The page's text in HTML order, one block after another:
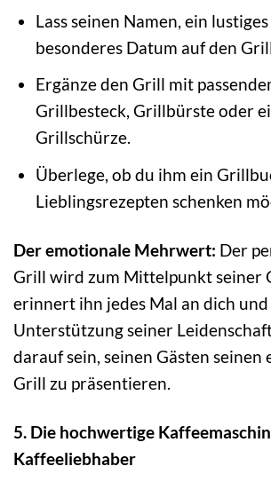
Lass seinen Namen, ein
besonderes Datum auf den
Ergänze den Grill mit
Grillbesteck, Grillbürste oder
Grillschürze.
Überlege, ob du ihm ein
Lieblingsrezepten schenken
Der emotionale Mehrwert: Der
Grill wird zum Mittelpunkt seiner
erinnert ihn jedes Mal an dich
Unterstützung seiner
darauf sein, seinen Gästen seinen
Grill zu präsentieren.
5. Die hochwertige
Kaffeeliebhaber